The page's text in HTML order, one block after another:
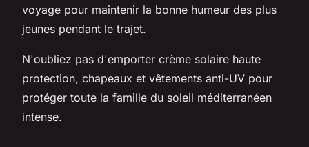
voyage pour maintenir la bonne humeur des plus
jeunes pendant le trajet.
N'oubliez pas d'emporter crème solaire haute
protection, chapeaux et vêtements anti-UV pour
protéger toute la famille du soleil méditerranéen
intense.